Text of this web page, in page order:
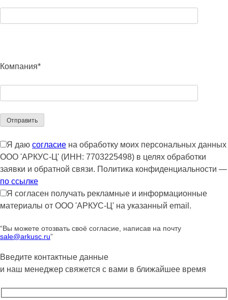
Компания*
Я даю согласие на обработку моих персональных данных
ООО 'АРКУС-Ц' (ИНН: 7703225498) в целях обработки
заявки и обратной связи. Политика конфиденциальности —
по ссылке
Я согласен получать рекламные и информационные
материалы от ООО 'АРКУС-Ц' на указанный email.
“Вы можете отозвать своё согласие, написав на почту
sale@arkusc.ru”
Введите контактные данные
и наш менеджер свяжется с вами в ближайшее время